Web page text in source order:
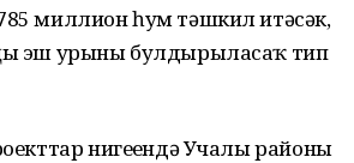
миллион һум тәшкил итәсәк,
эш урыны булдырыласаҡ тип
нигеҙендә Учалы районы